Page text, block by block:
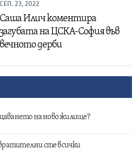
СЕП. 23, 2022
Саша Илич коментира
загубата на ЦСКА-София във
вечното дерби
на ново жилище?
сте всички